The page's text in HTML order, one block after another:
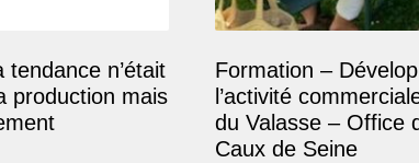
n’était
production mais
Formation –
l’activité
du Valasse – Office
Caux de Seine